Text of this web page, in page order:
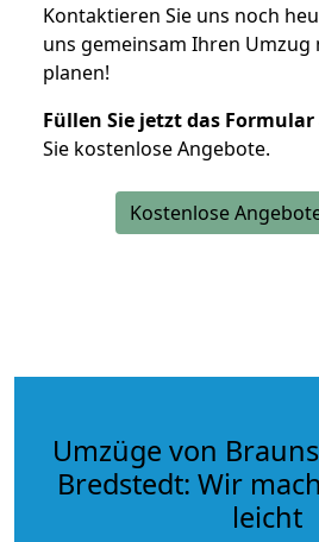
Kontaktieren Sie uns noch
uns gemeinsam Ihren Umzug
planen!
Füllen Sie jetzt das Formular
Sie kostenlose Angebote.
Kostenlose
Umzüge von
Bredstedt: Wir
leicht